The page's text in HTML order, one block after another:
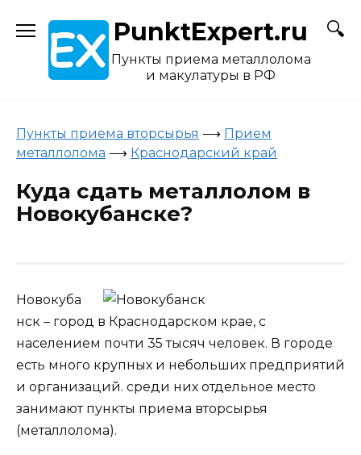
content
PunktExpert.ru
Пункты приема металлолома
и макулатуры в РФ
Пункты приема вторсырья ⟶ Прием
металлолома ⟶ Краснодарский край
Куда сдать металлолом в
Новокубанске?
Новокуба
нск – город в Краснодарском крае, с
населением почти 35 тысяч человек. В городе
есть много крупных и небольших предприятий
и организаций. среди них отдельное место
занимают пункты приема вторсырья
(металлолома).